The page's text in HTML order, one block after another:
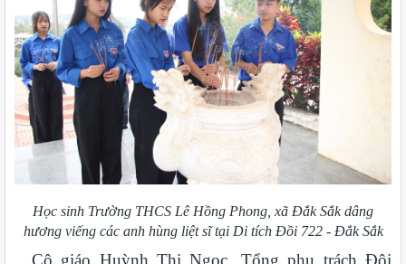
Học sinh Trường THCS Lê Hồng Phong, xã Đắk Sắk dâng
hương viếng các anh hùng liệt sĩ tại Di tích Đồi 722 - Đắk Sắk
Cô giáo Huỳnh Thị Ngọc, Tổng phụ trách Đội